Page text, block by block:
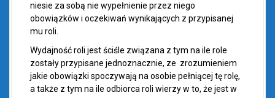
niesie za sobą nie wypełnienie przez niego
obowiązków i oczekiwań wynikających z przypisanej
mu roli.
Wydajność roli jest ściśle związana z tym na ile role
zostały przypisane jednoznacznie, ze zrozumieniem
jakie obowiązki spoczywają na osobie pełniącej tę rolę,
a także z tym na ile odbiorca roli wierzy w to, że jest w